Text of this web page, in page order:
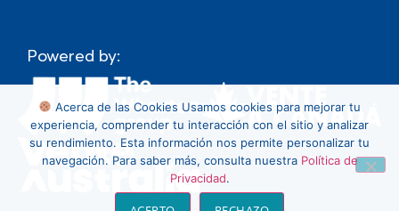
Powered by:
Acerca de las Cookies Usamos cookies para mejorar tu
experiencia, comprender tu interacción con el sitio y analizar
su rendimiento. Esta información nos permite personalizar tu
navegación. Para saber más, consulta nuestra Política de
Privacidad.